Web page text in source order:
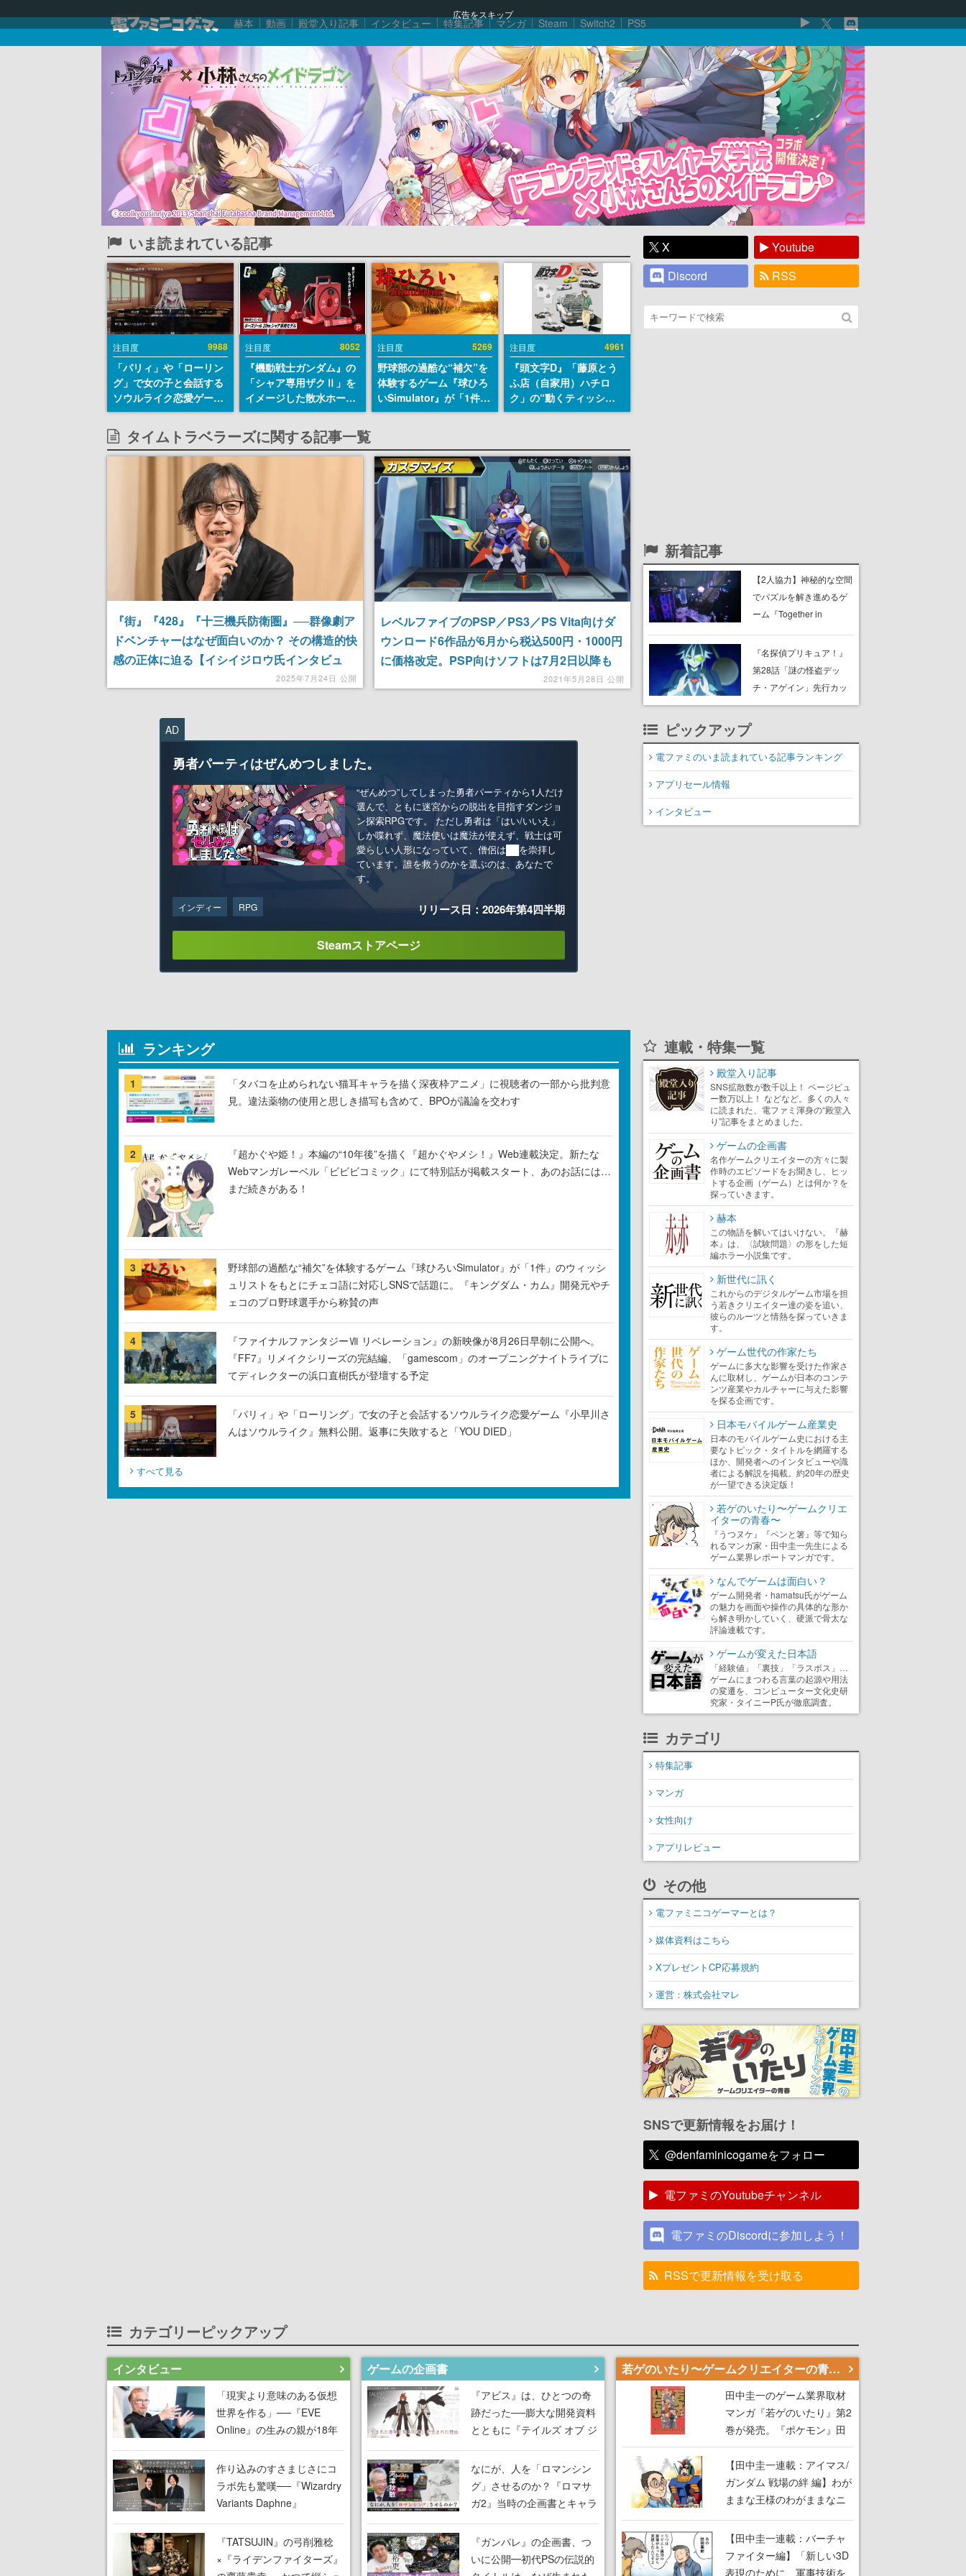
広告をスキップ
赫本 動画 殿堂入り記事 インタビュー 特集記事 マンガ Steam Switch2 PS5
いま読まれている記事
注目度 9988
「パリィ」や「ローリン
グ」で女の子と会話する
ソウルライク恋愛ゲーム
『小早川さんはソウルラ
イク』無料公開。返事に
失敗すると「YOU
DIED」
注目度 8052
『機動戦士ガンダム』の
「シャア専用ザクⅡ」を
イメージした散水ホース
リールが予約開始。本体
にはシャアのパーソナル
マークやジオン公国軍の
エンブレム、型式番号な
どを配置
注目度 5269
野球部の過酷な“補欠”を
体験するゲーム『球ひろ
いSimulator』が「1件」
のウィッシュリストをも
ダム・カム』開発元やチ
ェコのプロ野球選手から
称賛の声
注目度 4961
『頭文字D』「藤原とう
ふ店（自家用）ハチロ
ク」の“動くティッシュ
ケース”が買えるポップ
群馬の「イオンモール高
崎」にて、8月11日から8
月20日までの期間限定で
開催予定
タイムトラベラーズに関する記事一覧
『街』『428』『十三機兵防衛圏』──群像劇ア
ドベンチャーはなぜ面白いのか？ その構造的快
感の正体に迫る【イシイジロウ氏インタビュ
2025年7月24日 公開
レベルファイブのPSP／PS3／PS Vita向けダ
ウンロード6作品が6月から税込500円・1000円
に価格改定。PSP向けソフトは7月2日以降も
2021年5月28日 公開
AD
勇者パーティはぜんめつしました。
“ぜんめつ”してしまった勇者パーティから1人だけ
選んで、ともに迷宮からの脱出を目指すダンジョ
ン探索RPGです。 ただし勇者は「はい/いいえ」
しか喋れず、魔法使いは魔法が使えず、戦士は可
愛らしい人形になっていて、僧侶は██を崇拝し
ています。誰を救うのかを選ぶのは、あなたで
す。
インディー RPG リリース日：2026年第4四半期
Steamストアページ
ランキング
1
「タバコを止められない猫耳キャラを描く深夜枠アニメ」に視聴者の一部から批判意
見。違法薬物の使用と思しき描写も含めて、BPOが議論を交わす
2
『超かぐや姫！』本編の“10年後”を描く『超かぐやメシ！』Web連載決定。新たな
Webマンガレーベル「ビビビコミック」にて特別話が掲載スタート、あのお話には…
まだ続きがある！
3
野球部の過酷な“補欠”を体験するゲーム『球ひろいSimulator』が「1件」のウィッシ
ュリストをもとにチェコ語に対応しSNSで話題に。『キングダム・カム』開発元やチ
ェコのプロ野球選手から称賛の声
4
『ファイナルファンタジーⅦ リベレーション』の新映像が8月26日早朝に公開へ。
『FF7』リメイクシリーズの完結編、「gamescom」のオープニングナイトライブに
てディレクターの浜口直樹氏が登壇する予定
5
「パリィ」や「ローリング」で女の子と会話するソウルライク恋愛ゲーム『小早川さ
んはソウルライク』無料公開。返事に失敗すると「YOU DIED」
すべて見る
X
Youtube
Discord
RSS
新着記事
【2人協力】神秘的な空間
でパズルを解き進めるゲ
ーム『Together in
8月8日Steamでリリー
ス。時に忘れ去られた世
界の古代洞窟を舞台に、4
『名探偵プリキュア！』
第28話「謎の怪盗デッ
チ・アゲイン」先行カッ
ト解禁。泣きぼくろにモ
ピックアップ
電ファミのいま読まれている記事ランキング
アプリセール情報
インタビュー
連載・特集一覧
殿堂入り記事
SNS拡散数が数千以上！ ページビュ
ー数万以上！ などなど。多くの人々
に読まれた、電ファミ渾身の“殿堂入
り”記事をまとめました。
ゲームの企画書
名作ゲームクリエイターの方々に製
作時のエピソードをお聞きし、ヒッ
トする企画（ゲーム）とは何か？を
探っていきます。
赫本
この物語を解いてはいけない。『赫
本』は、〈試験問題〉の形をした短
編ホラー小説集です。
新世代に訊く
これからのデジタルゲーム市場を担
う若きクリエイター達の姿を追い、
彼らのルーツと情熱を探っていきま
す。
ゲーム世代の作家たち
ゲームに多大な影響を受けた作家さ
んに取材し、ゲームが日本のコンテ
ンツ産業やカルチャーに与えた影響
を探る企画です。
日本モバイルゲーム産業史
日本のモバイルゲーム史における主
要なトピック・タイトルを網羅する
ほか、開発者へのインタビューや識
者による解説を掲載。約20年の歴史
が一望できる決定版！
若ゲのいたり〜ゲームクリエ
イターの青春〜
『うつヌケ』『ペンと箸』等で知ら
れるマンガ家・田中圭一先生による
ゲーム業界レポートマンガです。
なんでゲームは面白い？
ゲーム開発者・hamatsu氏がゲーム
の魅力を画面や操作の具体的な形か
ら解き明かしていく、硬派で骨太な
評論連載です。
ゲームが変えた日本語
「経験値」「裏技」「ラスボス」…
ゲームにまつわる言葉の起源や用法
の変遷を、コンピューター文化史研
究家・タイニーP氏が徹底調査。
カテゴリ
特集記事
マンガ
女性向け
アプリレビュー
その他
電ファミニコゲーマーとは？
媒体資料はこちら
XプレゼントCP応募規約
運営：株式会社マレ
SNSで更新情報をお届け！
@denfaminicogameをフォロー
電ファミのYoutubeチャンネル
電ファミのDiscordに参加しよう！
RSSで更新情報を受け取る
カテゴリーピックアップ
インタビュー
「現実より意味のある仮想
世界を作る」──『EVE
Online』の生みの親が18年
掲げ続ける”クレイジーな宣
言”は、比喩ではなく本気だ
った
作り込みのすさまじさにコ
ラボ先も驚嘆──『Wizardry
Variants Daphne』
×『FFXI』コラボが期間限
定なのにジョブもキャラも
武器も戦闘システムもワン
オフで作り込まれた理由を
『TATSUJIN』の弓削雅稔
×『ライデンファイターズ』
ゲームの企画書
『アビス』は、ひとつの奇
跡だった──膨大な開発資料
とともに『テイルズ オブ ジ
アビス』開発陣に聞く、
「生まれた意味を知る
RPG」が生まれた理由【ゲ
ームの企画書】
なにが、人を「ロマンシン
グ」させるのか？『ロマサ
ガ2』当時の企画書とキャラ
設定画から迫る、河津秋敏
がRPGに生み出した「ロマ
ン」の正体とは【ゲームの
企画書】
『ガンパレ』の企画書、つ
いに公開━初代PSの伝説的
若ゲのいたり〜ゲームクリエイターの青春〜
田中圭一のゲーム業界取材
マンガ『若ゲのいたり』第2
巻が発売。『ポケモン』田
尻智さん、『ゼビウス』遠
藤雅伸さんらの貴重なエピ
ソードを収録
【田中圭一連載：アイマス/
ガンダム 戦場の絆 編】わが
ままな王様のわがままなニ
ーズを満たす！──小山順一
朗が貫く姿勢に、ゲームク
リエイターとしての矜持を
見た【若ゲのいたり最終
【田中圭一連載：バーチャ
ファイター編】「新しい3D
表現のために、軍事技術を